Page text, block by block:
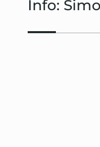
Info: